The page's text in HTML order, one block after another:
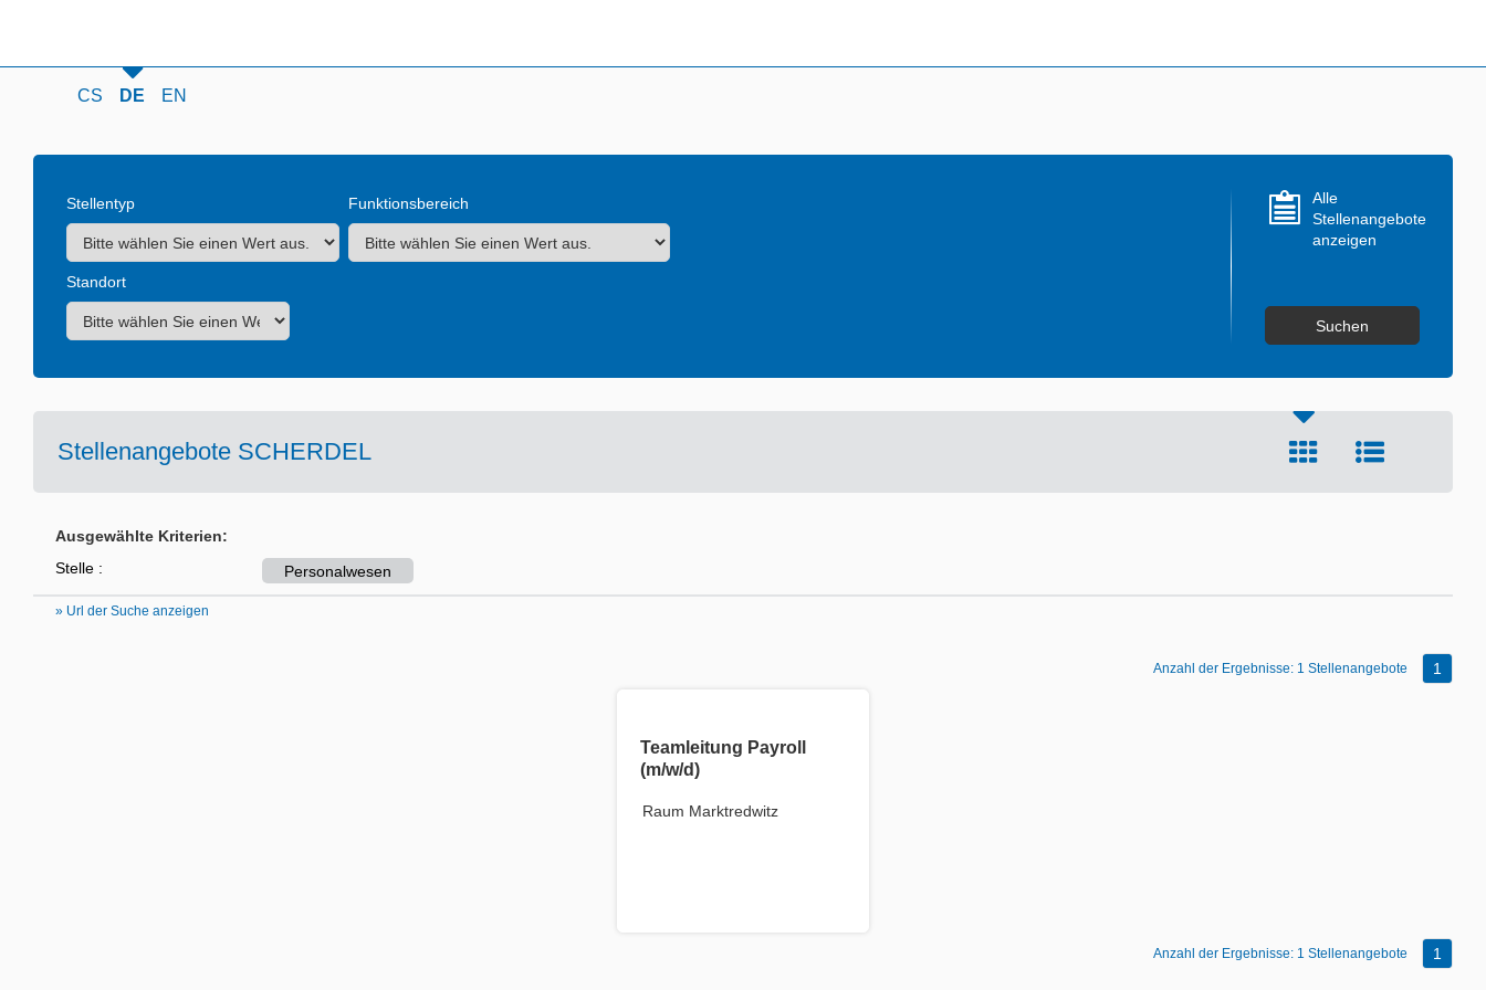
CS DE EN
Stellentyp Funktionsbereich
Standort
Alle
Stellenangebote
anzeigen
Stellenangebote SCHERDEL
Ausgewählte Kriterien:
Stelle :
Personalwesen
» Url der Suche anzeigen
Anzahl der Ergebnisse: 1 Stellenangebote 1
Teamleitung Payroll
(m/w/d)
Raum Marktredwitz
Anzahl der Ergebnisse: 1 Stellenangebote 1